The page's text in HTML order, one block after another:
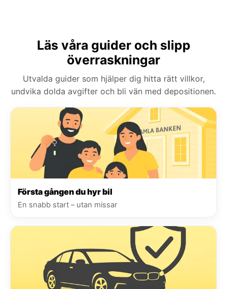
Läs våra guider och slipp
överraskningar
Utvalda guider som hjälper dig hitta rätt villkor,
undvika dolda avgifter och bli vän med depositionen.
Första gången du hyr bil
En snabb start – utan missar